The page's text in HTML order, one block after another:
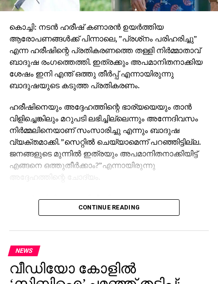
കൊച്ചി: നടന്‍ ഹരീഷ് കണാരന്‍ ഉയര്‍ത്തിയ
ആരോപണങ്ങള്‍ക്ക് പിന്നാലെ, ”പ്രശ്‌നം പരിഹരിച്ചു”
എന്ന ഹരീഷിന്റെ പ്രതികരണത്തെ തള്ളി നിര്‍മ്മാതാവ്
ബാദുഷ രംഗത്തെത്തി. ഇത്രക്കും അപമാനിതനാക്കിയ
ശേഷം ഇനി എന്ത് ഒത്തു തീര്‍പ്പ് എന്നായിരുന്നു
ബാദുഷയുടെ കടുത്ത പ്രതികരണം.
ഹരീഷിനെയും അദ്ദേഹത്തിന്റെ ഭാര്യയെയും താന്‍
വിളിച്ചെങ്കിലും മറുപടി ലഭിച്ചില്ലെന്നും അന്നേദിവസം
നിര്‍മ്മലിനെയാണ് സംസാരിച്ചു എന്നും ബാദുഷ
വ്യക്തമാക്കി. ”സെറ്റില്‍ ചെയ്യാമെന്ന് പറഞ്ഞിട്ടില്ല.
ജനങ്ങളുടെ മുന്നില്‍ ഇത്രയും അപമാനിതനാക്കിയിട്ട്
എങ്ങനെ ഒത്തുതീര്‍ക്കാം?”എന്നായിരുന്നു
അദ്ദേഹത്തിന്റെ ചോദ്യം.
റേച്ചല്‍ സിനിമയുടെ റിലീസിന് ശേഷം
വിഷയത്തെക്കുറിച്ചുള്ള എല്ലാ വസ്തുതകളും
പറഞ്ഞു. തനിക്കെതിരെ ‘കൂലി എഴുത്തുകാര്‍’ വഴി
ആക്രമണം നടക്കുന്നുവെന്നും, ഈ സാഹചര്യത്തില്‍
തനിക്കൊപ്പം നില്‍ക്കുന്ന എല്ലാവര്‍ക്കും
നന്ദിയുണ്ടെന്നും അദ്ദേഹം കൂട്ടിച്ചേര്‍ത്തു.
CONTINUE READING
NEWS
വീഡിയോ കോളില്‍